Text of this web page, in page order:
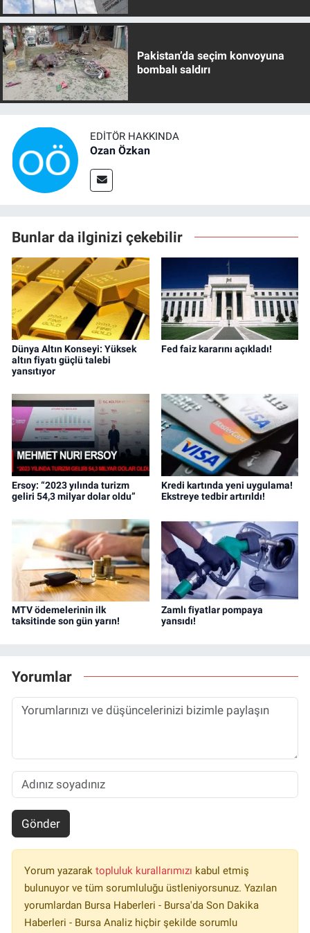
Pakistan’da seçim konvoyuna
bombalı saldırı
EDITÖR HAKKINDA
Ozan Özkan
Bunlar da ilginizi çekebilir
Dünya Altın Konseyi: Yüksek
altın fiyatı güçlü talebi
yansıtıyor
Fed faiz kararını açıkladı!
Ersoy: “2023 yılında turizm
geliri 54,3 milyar dolar oldu”
Kredi kartında yeni uygulama!
Ekstreye tedbir artırıldı!
MTV ödemelerinin ilk
taksitinde son gün yarın!
Zamlı fiyatlar pompaya
yansıdı!
Yorumlar
Gönder
Yorum yazarak topluluk kurallarımızı kabul etmiş
bulunuyor ve tüm sorumluluğu üstleniyorsunuz. Yazılan
yorumlardan Bursa Haberleri - Bursa'da Son Dakika
Haberleri - Bursa Analiz hiçbir şekilde sorumlu